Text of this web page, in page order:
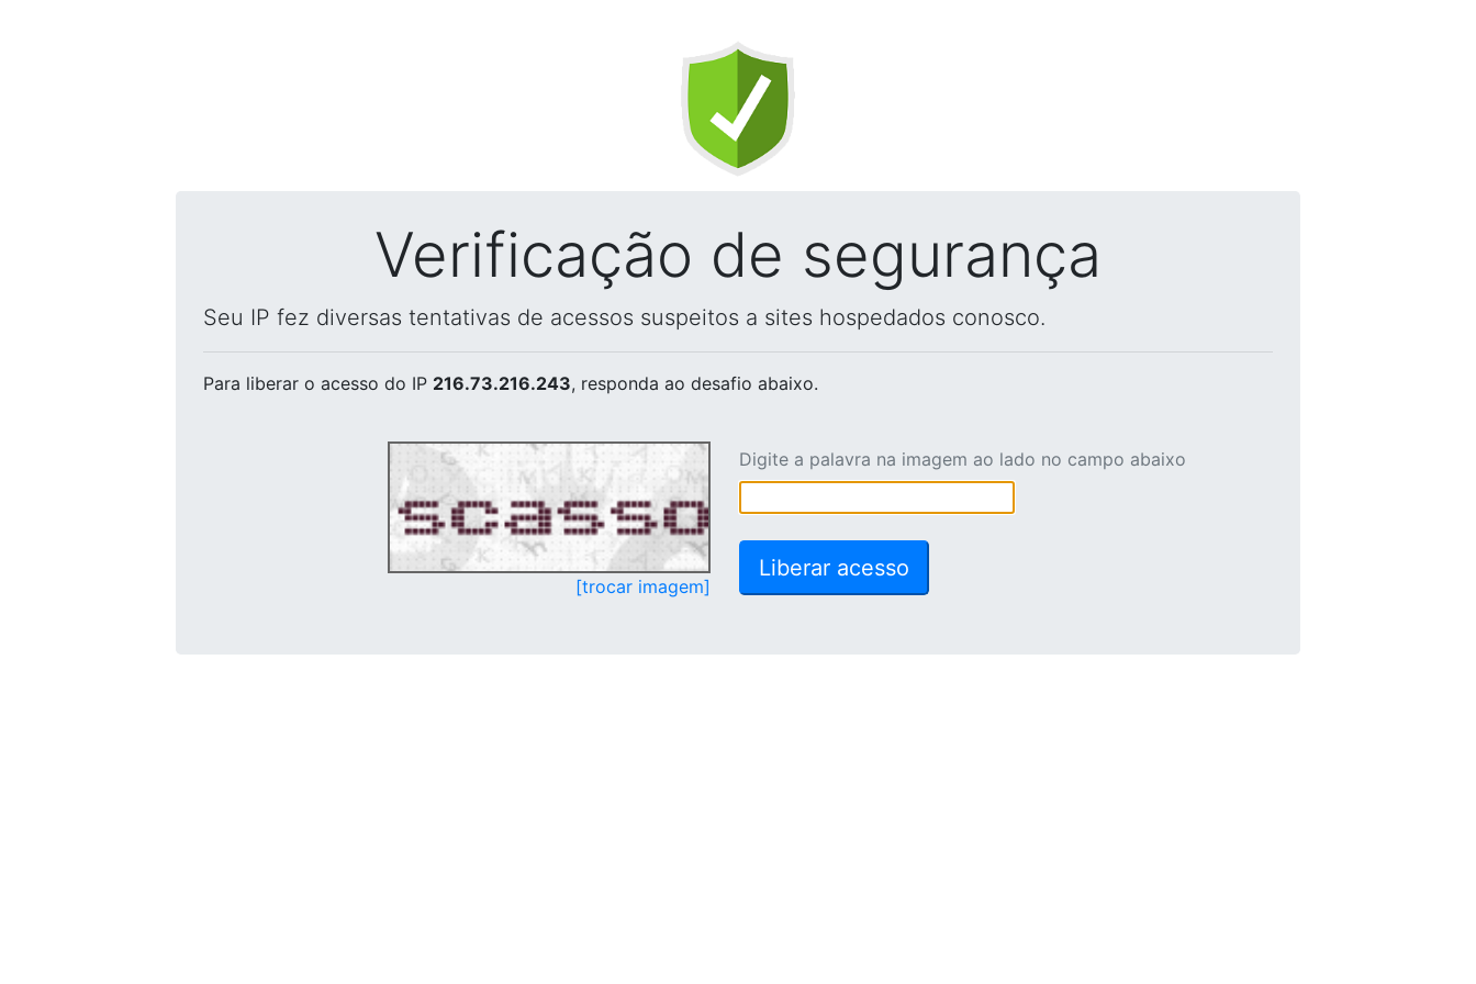
Verificação de segurança
Seu IP fez diversas tentativas de acessos suspeitos a sites hospedados conosco.
Para liberar o acesso do IP 216.73.216.243, responda ao desafio abaixo.
[trocar imagem]
Digite a palavra na imagem ao lado no campo abaixo